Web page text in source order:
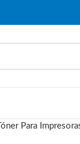
Tóner Para